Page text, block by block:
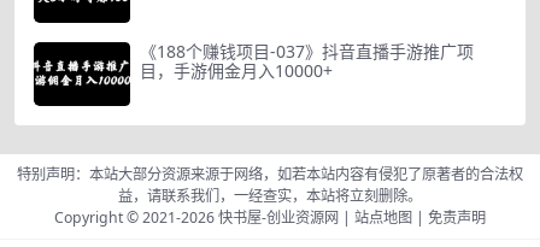
《188个赚钱项目-037》抖音直播手游推广项
目，手游佣金月入10000+
特别声明：本站大部分资源来源于网络，如若本站内容有侵犯了原著者的合法权
益，请联系我们，一经查实，本站将立刻删除。
Copyright © 2021-2026快书屋-创业资源网 | 站点地图 | 免责声明